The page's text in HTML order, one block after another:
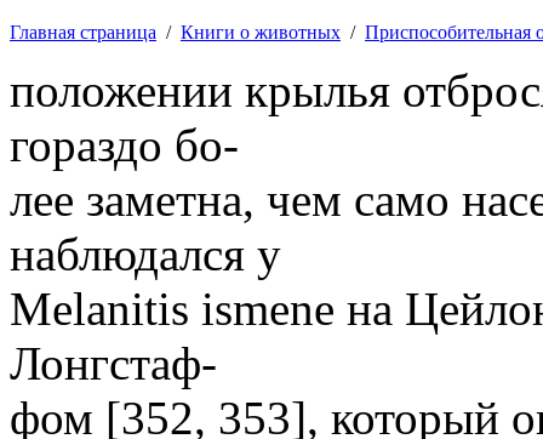
Главная страница / Книги о животных / Приспособительная
положении крылья
гораздо бо-
лее заметна, чем само
наблюдался у
Melanitis ismene на
Лонгстаф-
фом [352, 353], который